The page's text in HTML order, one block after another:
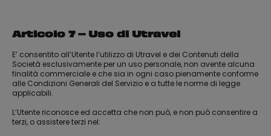
Articolo 7 – Uso di Utravel
E’ consentito all’Utente l’utilizzo di Utravel e dei Contenuti della
Società esclusivamente per un uso personale, non avente alcuna
finalità commerciale e che sia in ogni caso pienamente conforme
alle Condizioni Generali del Servizio e a tutte le norme di legge
applicabili.
L’Utente riconosce ed accetta che non può, e non può consentire a
terzi, o assistere terzi nel: